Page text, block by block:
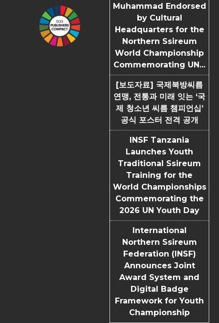
Muhammad Endorsed
by Cultural
Headquarters for the
Northern Ssireum
World Championship
Commemorating UN...
[보도자료] 국제북방씨름
연맹, 전통과 미래 잇는 ‘국
제 청소년 씨름 챔피언십’
공식 포스터 전격 공개
INSF Tanzania
Launches Youth
Traditional Ssireum
Training for the
World Championships
Commemorating the
2026 UN Youth Day
International
Northern Ssireum
Federation (INSF)
Announces Joint
Award System and
Digital Badge
Framework for Youth
Championship